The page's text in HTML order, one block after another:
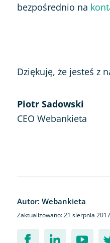
bezpośrednio na
Dziękuję, że jesteś z
Piotr Sadowski
CEO Webankieta
Autor: Webankieta
Zaktualizowano: 21 sierpnia 2017